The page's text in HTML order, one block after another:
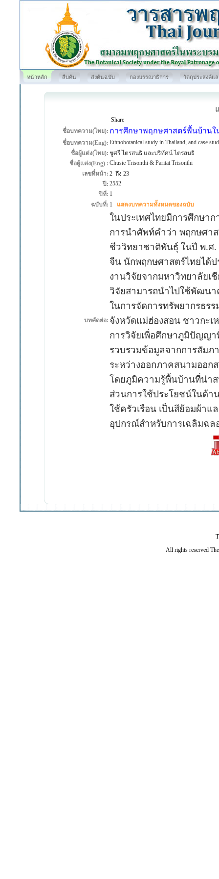
หน้าหลัก สืบค้น ส่งต้นฉบับ กองบรรณาธิการ วัตถุประสงค์แ
Share
ชื่อบทความ(ไทย): การศึกษาพฤกษศาสตร์พื้นบ้านใ
ชื่อบทความ(Eng): Ethnobotanical study in Thailand, and case
ชื่อผู้แต่ง(ไทย): ชูศรี ไตรสนธิ และปริทัศน์ ไตรสนธิ
ชื่อผู้แต่ง(Eng) : Chusie Trisonthi & Paritat Trisonthi
เลขที่หน้า: 2ถึง 23
ปี: 2552
ปีที่: 1
ฉบับที่: 1 แสดงบทความทั้งหมดของฉบับ
บทคัดย่อ:
ในประเทศไทยมีการศึกษา
การนำศัพท์คำว่า พฤกษศา
ชีววิทยาชาติพันธุ์ ในปี พ.ศ.
จีน นักพฤกษศาสตร์ไทยได้
งานวิจัยจากมหาวิทยาลัยเ
วิจัยสามารถนำไปใช้พัฒน
ในการจัดการทรัพยากรธร
จังหวัดแม่ฮ่องสอน ชาวกะเ
การวิจัยเพื่อศึกษาภูมิปัญญา
รวบรวมข้อมูลจากการสัมภ
ระหว่างออกภาคสนามออก
โดยภูมิความรู้พื้นบ้านที่น่าส
ส่วนการใช้ประโยชน์ในด้า
ใช้ครัวเรือน เป็นสีย้อมผ้าแ
อุปกรณ์สำหรับการเฉลิมฉล
All rights reserved